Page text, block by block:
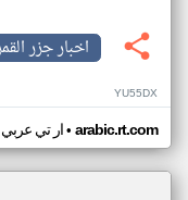
اخبار جزر
YU55DX
ار تي عربي• arabic.rt.com